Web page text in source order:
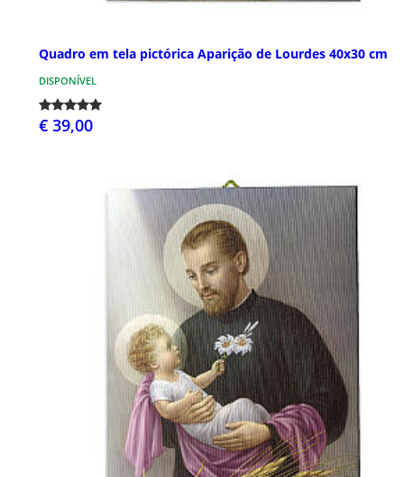
Quadro em tela pictórica Aparição de Lourdes 40x30 cm
DISPONÍVEL
€ 39,00